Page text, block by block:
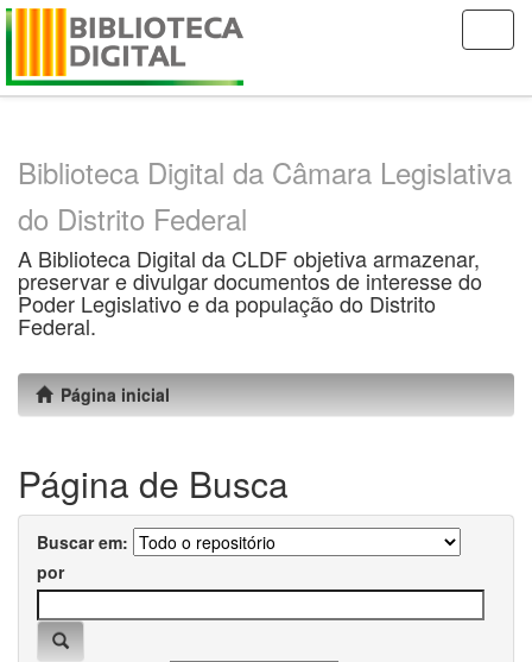
Skip
Biblioteca Digital da Câmara Legislativa
do Distrito Federal
A Biblioteca Digital da CLDF objetiva armazenar,
preservar e divulgar documentos de interesse do
Poder Legislativo e da população do Distrito
Federal.
Página inicial
Página de Busca
Buscar em:
por